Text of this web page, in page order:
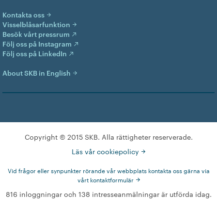
Kontakta oss
Visselblåsarfunktion
Besök vårt pressrum
Följ oss på Instagram
Följ oss på LinkedIn
About SKB in English
Copyright © 2015 SKB. Alla rättigheter reserverade.
Läs vår cookiepolicy
Vid frågor eller synpunkter rörande vår webbplats kontakta oss gärna via
vårt kontaktformulär
816 inloggningar och 138 intresseanmälningar är utförda idag.